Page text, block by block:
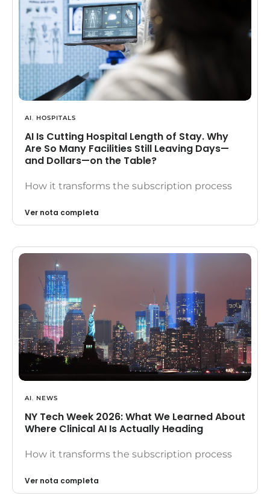
AI, HOSPITALS
AI Is Cutting Hospital Length of Stay. Why
Are So Many Facilities Still Leaving Days—
and Dollars—on the Table?
How it transforms the subscription process
Ver nota completa
AI, NEWS
NY Tech Week 2026: What We Learned About
Where Clinical AI Is Actually Heading
How it transforms the subscription process
Ver nota completa